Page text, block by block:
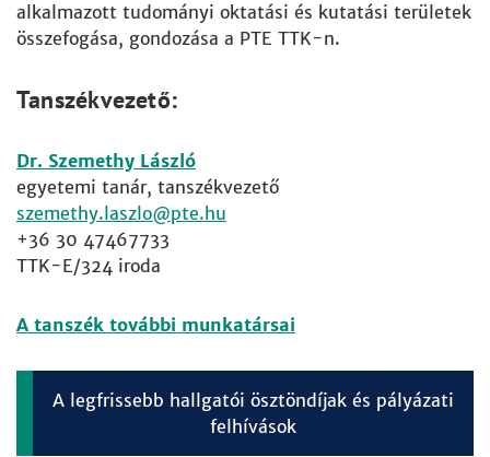
alkalmazott tudományi oktatási és kutatási területek
összefogása, gondozása a PTE TTK-n.
Tanszékvezető:
Dr. Szemethy László
egyetemi tanár, tanszékvezető
szemethy.laszlo
+36 30 47467733
TTK-E/324 iroda
A tanszék további munkatársai
A legfrissebb hallgatói ösztöndíjak és pályázati
felhívások